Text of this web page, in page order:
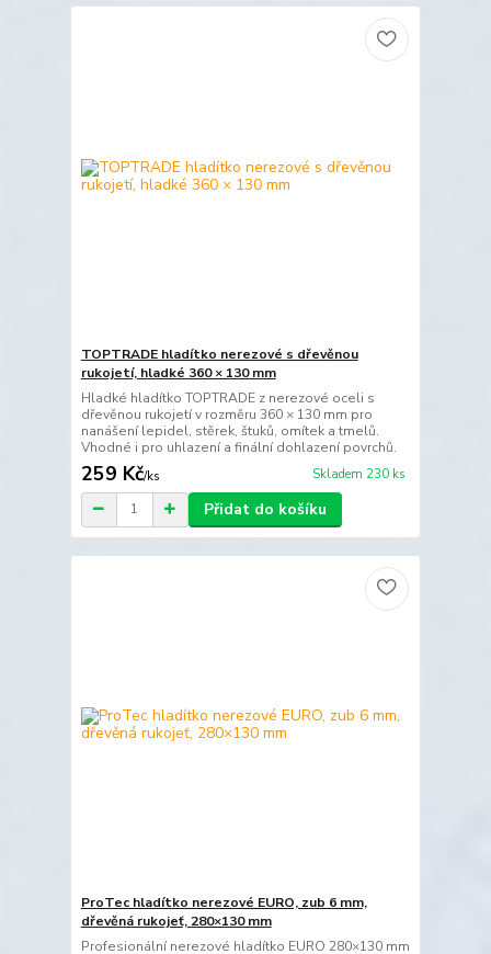
TOPTRADE hladítko nerezové s dřevěnou
rukojetí, hladké 360 × 130 mm
Hladké hladítko TOPTRADE z nerezové oceli s
dřevěnou rukojetí v rozměru 360 × 130 mm pro
nanášení lepidel, stěrek, štuků, omítek a tmelů.
Vhodné i pro uhlazení a finální dohlazení povrchů.
259 Kč/ks Skladem 230 ks
Přidat do košíku
ProTec hladítko nerezové EURO, zub 6 mm,
dřevěná rukojeť, 280×130 mm
Profesionální nerezové hladítko EURO 280×130 mm